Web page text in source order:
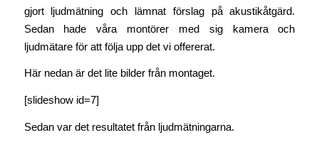
gjort ljudmätning och lämnat förslag på akustikåtgärd.
Sedan hade våra montörer med sig kamera och
ljudmätare för att följa upp det vi offererat.
Här nedan är det lite bilder från montaget.
[slideshow id=7]
Sedan var det resultatet från ljudmätningarna.